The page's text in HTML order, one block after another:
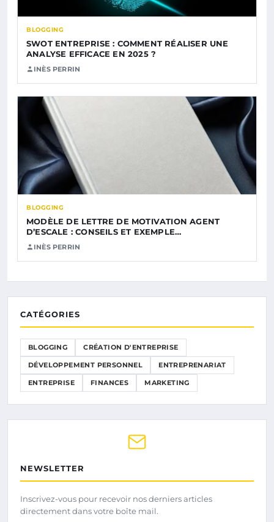
BLOGGING
SWOT ENTREPRISE : COMMENT RÉALISER UNE
ANALYSE EFFICACE EN 2025 ?
INÈS PERRIN
BLOGGING
MODÈLE DE LETTRE DE MOTIVATION AGENT
D’ESCALE : CONSEILS ET EXEMPLE…
INÈS PERRIN
CATÉGORIES
BLOGGING CRÉATION D'ENTREPRISE
DÉVELOPPEMENT PERSONNEL ENTREPRENARIAT
ENTREPRISE FINANCES MARKETING
NEWSLETTER
Inscrivez-vous pour recevoir nos derniers articles
directement dans votre boîte mail.